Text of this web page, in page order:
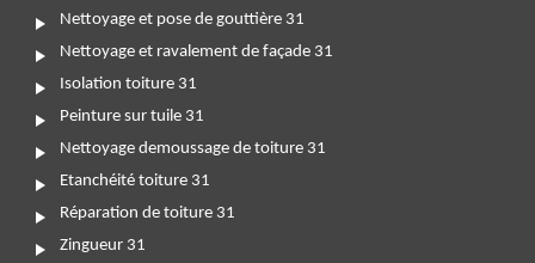
Nettoyage et pose de gouttière 31
Nettoyage et ravalement de façade 31
Isolation toiture 31
Peinture sur tuile 31
Nettoyage demoussage de toiture 31
Etanchéité toiture 31
Réparation de toiture 31
Zingueur 31